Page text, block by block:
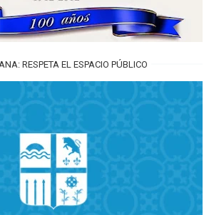
RESPETA EL ESPACIO PÚBLICO